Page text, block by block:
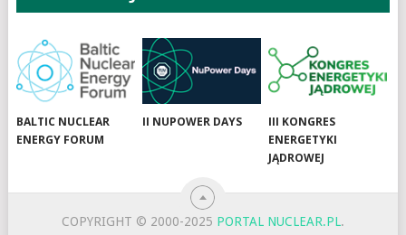
BALTIC NUCLEAR
ENERGY FORUM
II NUPOWER DAYS
III KONGRES
ENERGETYKI
JĄDROWEJ
COPYRIGHT © 2000-2025 PORTAL NUCLEAR.PL.